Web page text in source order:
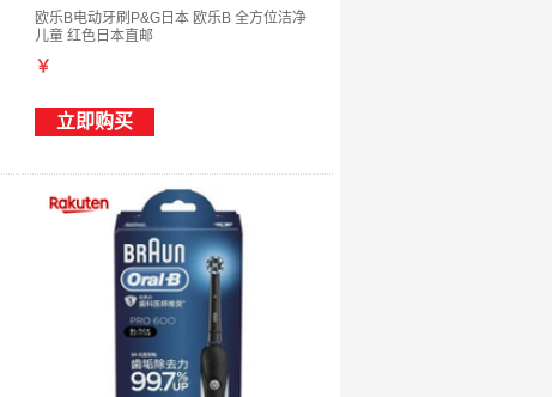
欧乐B电动牙刷P&G日本 欧乐B 全方位洁净
儿童 红色日本直邮
￥
立即购买